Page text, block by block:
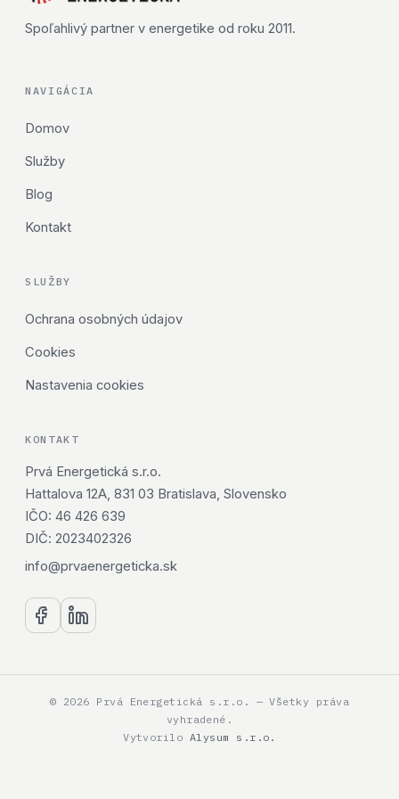
Spoľahlivý partner v energetike od roku 2011.
NAVIGÁCIA
Domov
Služby
Blog
Kontakt
SLUŽBY
Ochrana osobných údajov
Cookies
Nastavenia cookies
KONTAKT
Prvá Energetická s.r.o.
Hattalova 12A, 831 03 Bratislava, Slovensko
IČO: 46 426 639
DIČ: 2023402326
info@prvaenergeticka.sk
© 2026 Prvá Energetická s.r.o. — Všetky práva
vyhradené.
Vytvorilo Alysum s.r.o.